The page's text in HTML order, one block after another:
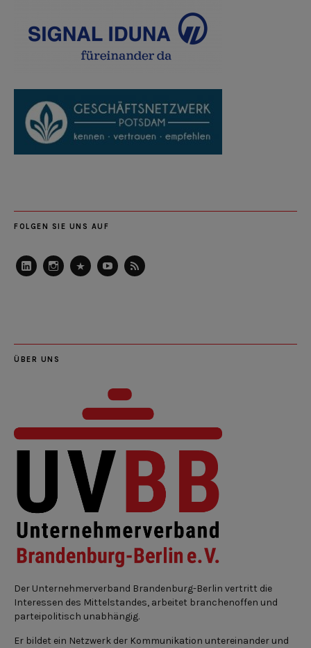
FOLGEN SIE UNS AUF
ÜBER UNS
Der Unternehmerverband Brandenburg-Berlin vertritt die
Interessen des Mittelstandes, arbeitet branchenoffen und
parteipolitisch unabhängig.
Er bildet ein Netzwerk der Kommunikation untereinander und